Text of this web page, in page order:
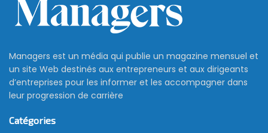
Managers est un média qui publie un magazine mensuel et
un site Web destinés aux entrepreneurs et aux dirigeants
d’entreprises pour les informer et les accompagner dans
leur progression de carrière
Catégories